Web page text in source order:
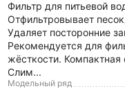
Фильтр для питьевой
Отфильтровывает
Удаляет посторонние
Рекомендуется для
жёсткости.
Слим...
Модельный ряд